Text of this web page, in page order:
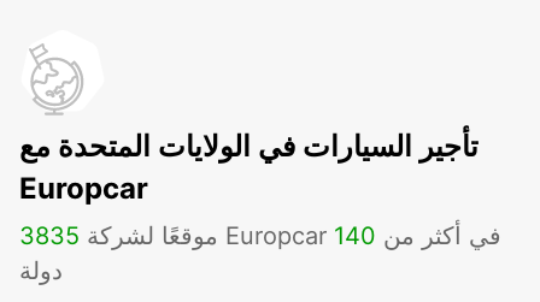
تأجير السيارات في الولايات المتحدة مع
Europcar
3835 موقعًا لشركة Europcar في أكثر من 140
دولة